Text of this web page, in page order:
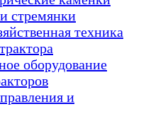
стремянки
техника
оборудование
и